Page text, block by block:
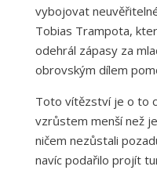
vybojovat
Tobias Trampota,
odehrál zápasy za
obrovským dílem
Toto vítězství je o to
vzrůstem menší než
ničem nezůstali
navíc podařilo projít